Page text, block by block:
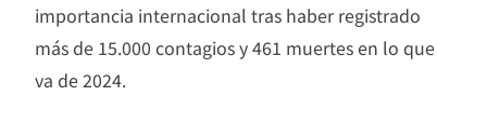
importancia internacional tras haber registrado
más de 15.000 contagios y 461 muertes en lo que
va de 2024.